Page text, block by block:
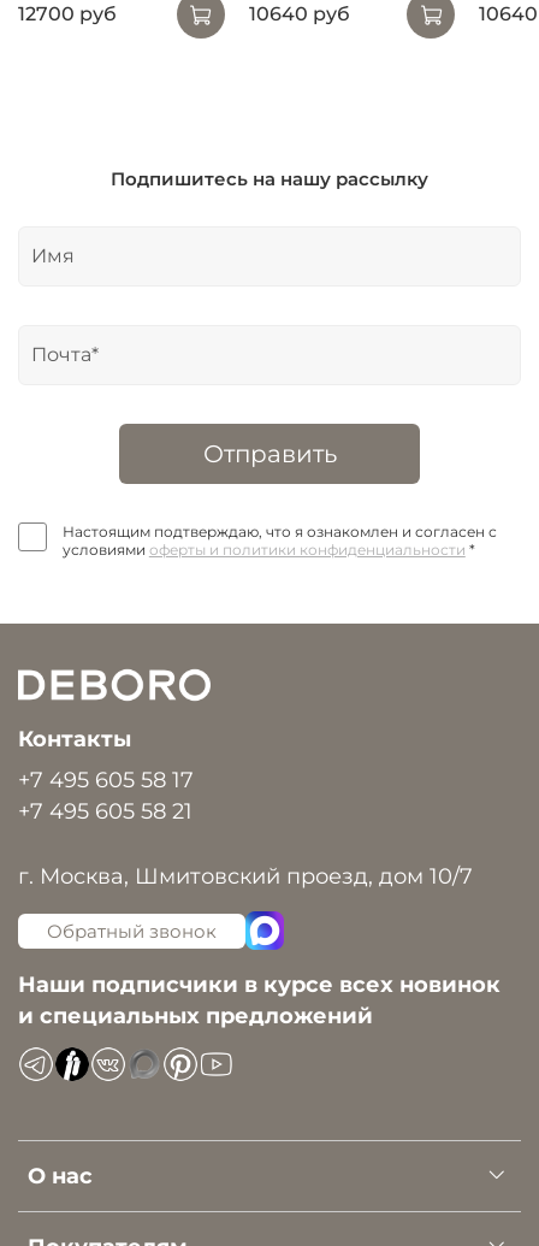
12700 руб
10640 руб
Подпишитесь на нашу рассылку
Отправить
Настоящим подтверждаю, что я ознакомлен и согласен с
условиями оферты и политики конфиденциальности *
О нас
Контакты
+7 495 605 58 17
+7 495 605 58 21
г. Москва, Шмитовский проезд, дом 10/7
Обратный звонок
Наши подписчики в курсе всех новинок
и специальных предложений